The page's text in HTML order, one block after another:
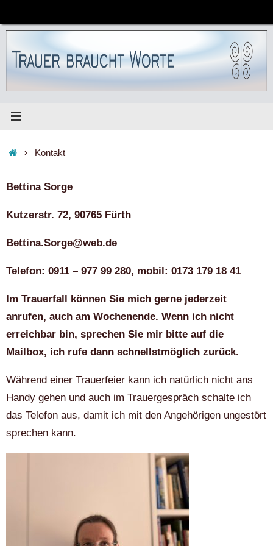
Inhalt
StartKontakt
Bettina Sorge
Kutzerstr. 72, 90765 Fürth
Bettina.Sorge@web.de
Telefon: 0911 – 977 99 280, mobil: 0173 179 18 41
Im Trauerfall können Sie mich gerne jederzeit
anrufen, auch am Wochenende. Wenn ich nicht
erreichbar bin, sprechen Sie mir bitte auf die
Mailbox, ich rufe dann schnellstmöglich zurück.
Während einer Trauerfeier kann ich natürlich nicht ans
Handy gehen und auch im Trauergespräch schalte ich
das Telefon aus, damit ich mit den Angehörigen ungestört
sprechen kann.